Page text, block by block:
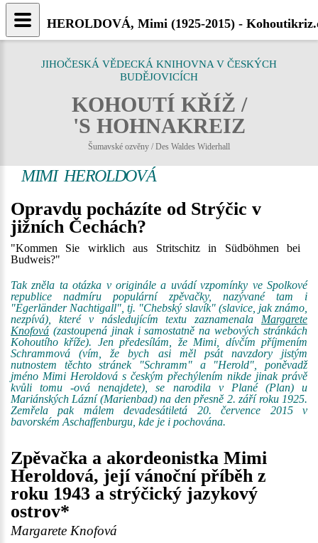
JIHOČESKÁ VĚDECKÁ KNIHOVNA V ČESKÝCH
BUDĚJOVICÍCH
KOHOUTÍ KŘÍŽ /
'S HOHNAKREIZ
Šumavské ozvěny / Des Waldes Widerhall
MIMI HEROLDOVÁ
Opravdu pocházíte od Strýčic v
jižních Čechách?
"Kommen Sie wirklich aus Stritschitz in Südböhmen bei
Budweis?"
Tak zněla ta otázka v originále a uvádí vzpomínky ve Spolkové
republice nadmíru populární zpěvačky, nazývané tam i
"Egerländer Nachtigall", tj. "Chebský slavík" (slavice, jak známo,
nezpívá), které v následujícím textu zaznamenala Margarete
Knofová (zastoupená jinak i samostatně na webových stránkách
Kohoutího kříže). Jen předesílám, že Mimi, dívčím příjmením
Schrammová (vím, že bych asi měl psát navzdory jistým
nutnostem těchto stránek "Schramm" a "Herold", poněvadž
jméno Mimi Heroldová s českým přechýlením nikde jinak právě
kvůli tomu -ová nenajdete), se narodila v Plané (Plan) u
Mariánských Lázní (Marienbad) na den přesně 2. září roku 1925.
Zemřela pak málem devadesátiletá 20. července 2015 v
bavorském Aschaffenburgu, kde je i pochována.
Zpěvačka a akordeonistka Mimi
Heroldová, její vánoční příběh z
roku 1943 a strýčický jazykový
ostrov*
Margarete Knofová
HEROLDOVÁ, Mimi (1925-2015) -